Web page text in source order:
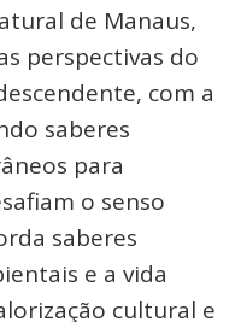
de Manaus,
perspectivas do
com a
saberes
para
o senso
saberes
e a vida
cultural e